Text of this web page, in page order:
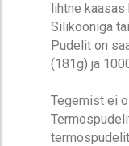
lihtne kaasas
Silikooniga
Pudelit on
(181g) ja
Tegemist ei